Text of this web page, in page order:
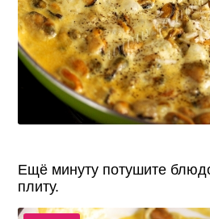
Ещё минуту потушите
плиту.